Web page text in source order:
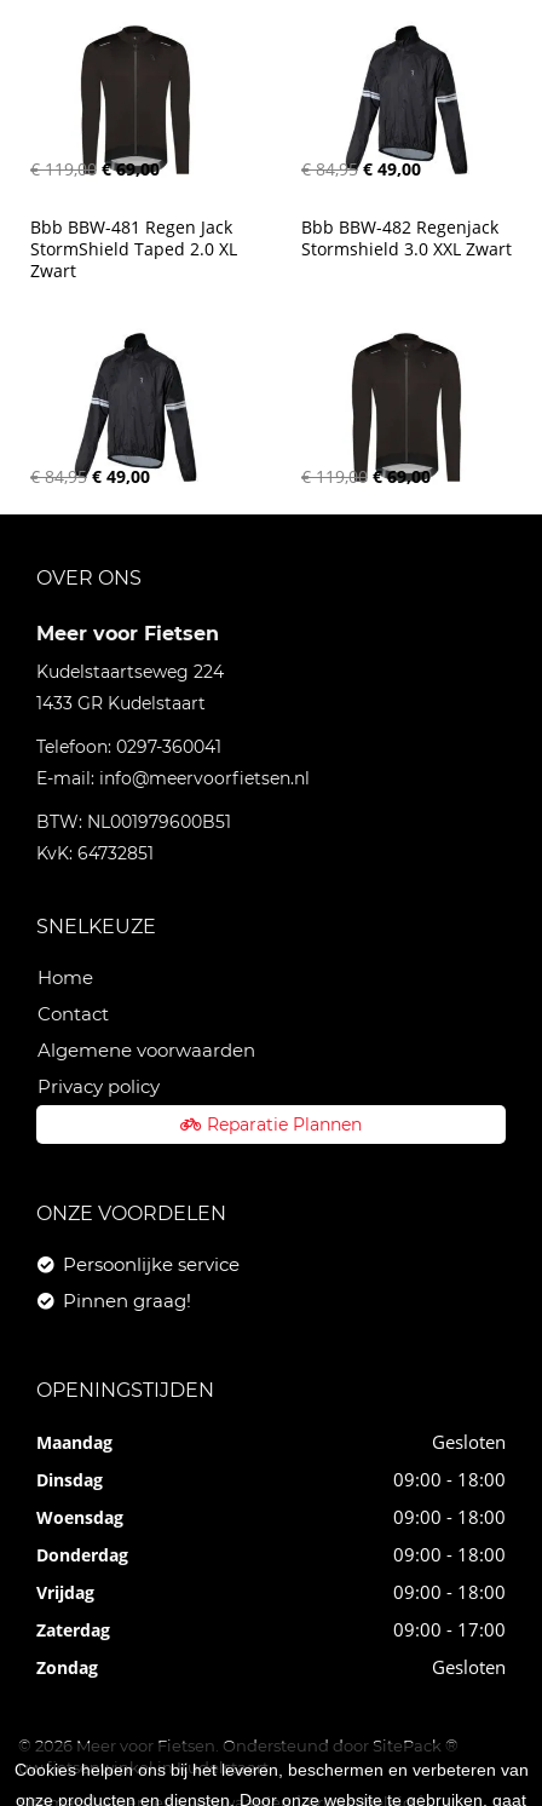
€ 119,00 € 69,00 € 84,95 € 49,00
Bbb BBW-481 Regen Jack
StormShield Taped 2.0 XL
Zwart
€ 84,95 € 49,00
Bbb BBW-482 Regenjack
Stormshield 3.0 XXL Zwart
€ 119,00 € 69,00
OVER ONS
Meer voor Fietsen
Kudelstaartseweg 224
1433 GR Kudelstaart
Telefoon: 0297-360041
E-mail: info@meervoorfietsen.nl
BTW: NL001979600B51
KvK: 64732851
SNELKEUZE
Home
Contact
Algemene voorwaarden
Privacy policy
Reparatie Plannen
ONZE VOORDELEN
Persoonlijke service
Pinnen graag!
OPENINGSTIJDEN
Maandag Gesloten
Dinsdag 09:00 - 18:00
Woensdag 09:00 - 18:00
Donderdag 09:00 - 18:00
Vrijdag 09:00 - 18:00
Zaterdag 09:00 - 17:00
Zondag Gesloten
© 2026 Meer voor Fietsen. Ondersteund door SitePack ®
uw fietsenwinkel in Kudelstaart
Cookies helpen ons bij het leveren, beschermen en verbeteren van
onze producten en diensten. Door onze website te gebruiken, gaat